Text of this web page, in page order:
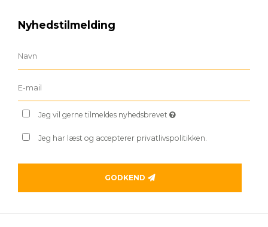
Nyhedstilmelding
Jeg vil gerne tilmeldes nyhedsbrevet
Jeg har læst og accepterer privatlivspolitikken.
GODKEND